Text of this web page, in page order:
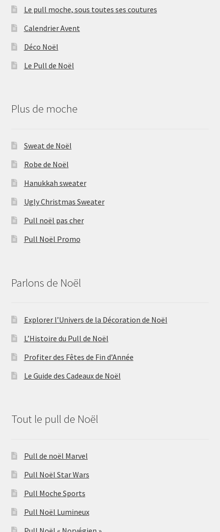
Le pull moche, sous toutes ses coutures
Calendrier Avent
Déco Noël
Le Pull de Noël
Plus de moche
Sweat de Noël
Robe de Noël
Hanukkah sweater
Ugly Christmas Sweater
Pull noël pas cher
Pull Noël Promo
Parlons de Noël
Explorer l’Univers de la Décoration de Noël
L’Histoire du Pull de Noël
Profiter des Fêtes de Fin d’Année
Le Guide des Cadeaux de Noël
Tout le pull de Noël
Pull de noël Marvel
Pull Noël Star Wars
Pull Moche Sports
Pull Noël Lumineux